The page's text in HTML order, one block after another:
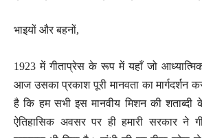
भाइयों और बहनों,
1923 में गीताप्रेस के रूप में यहाँ जो
आज उसका प्रकाश पूरी मानवता का मार्गदर्शन
है कि हम सभी इस मानवीय मिशन की शताब्दी
ऐतिहासिक अवसर पर ही हमारी सरकार ने